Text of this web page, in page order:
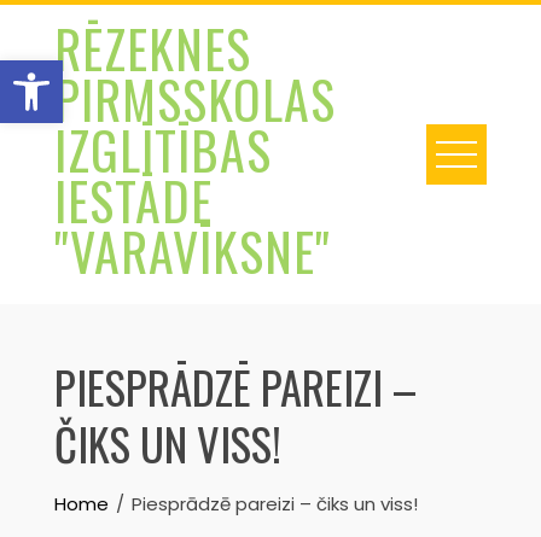
Open toolbar
Skip
contentRĒZEKNES
PIRMSSKOLAS
IZGLĪTĪBAS
IESTĀDE
"VARAVĪKSNE"
PIESPRĀDZĒ PAREIZI –
ČIKS UN VISS!
Home Piesprādzē pareizi – čiks un viss!